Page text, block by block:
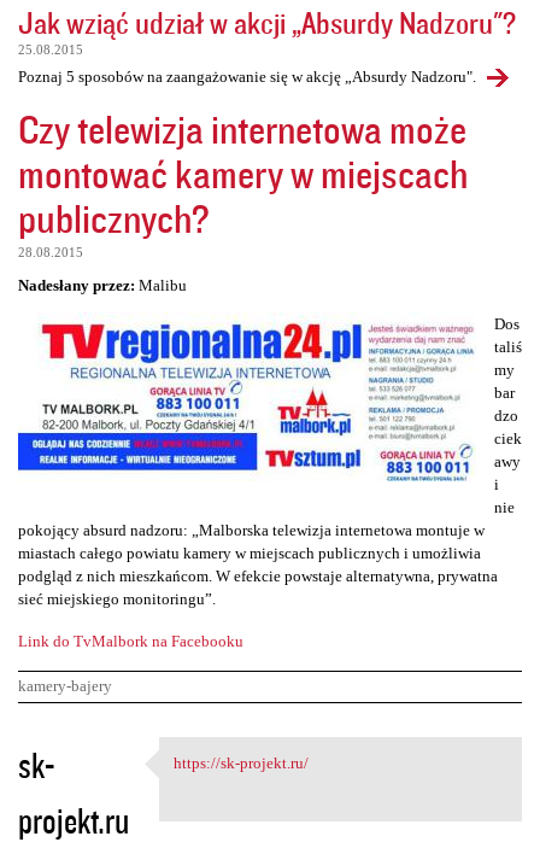
Jak wziąć udział w akcji „Absurdy Nadzoru"?
25.08.2015
Poznaj 5 sposobów na zaangażowanie się w akcję „Absurdy Nadzoru".
Czy telewizja internetowa może
montować kamery w miejscach
publicznych?
28.08.2015
Nadesłany przez: Malibu
Dos
taliś
my
bar
dzo
ciek
awy
i
nie
pokojący absurd nadzoru: „Malborska telewizja internetowa montuje w
miastach całego powiatu kamery w miejscach publicznych i umożliwia
podgląd z nich mieszkańcom. W efekcie powstaje alternatywna, prywatna
sieć miejskiego monitoringu”.
Link do TvMalbork na Facebooku
kamery-bajery
K
o
m
sk-
projekt.ru
https://sk-projekt.ru/
https://sk-projekt.ru/